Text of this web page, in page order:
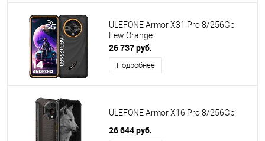
ULEFONE Armor X31 Pro 8/256Gb
Few Orange
26 737 руб.
Подробнее
ULEFONE Armor X16 Pro 8/256Gb
26 644 руб.